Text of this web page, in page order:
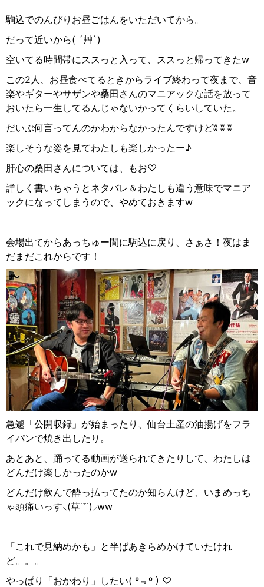
駒込でのんびりお昼ごはんをいただいてから。
だって近いから( ´艸`)
空いてる時間帯にススっと入って、ススっと 帰ってきたw
この2 人、お昼食べてるときからライブ終わって夜まで、音
楽やギターやサザンや桑田さんのマニアックな話を放って
おいたら一生してるんじゃないかってくらいしていた。
だいぶ何言ってんのかわからなかったんですけどʬ ʬ ʬ
楽しそうな姿を見てわたしも楽しかったー♪
肝心の桑田さんについては、もお♡
詳しく書いちゃうとネタバレ＆わたしも違う意味でマニア
ックになってしまうので、やめておきますw
会場出てからあっちゅー間に駒込に戻り、さぁさ！夜はま
だまだこれからです！
急遽「公開収録」が始まったり、仙台土産の油揚げをフラ
イパンで焼き出したり。
あとあと、踊ってる動画が送られてきたりして、わたしは
どんだけ楽しかったのかw
どんだけ飲んで酔っ払ってたのか知らんけど、いまめっち
ゃ頭痛いっす⸜ (草˙˘˙) ⸝ww
「これで見納めかも」と半ばあきらめかけていたけれ
ど。。。
やっぱり「おかわり」したい( º﹃ º ) ♡